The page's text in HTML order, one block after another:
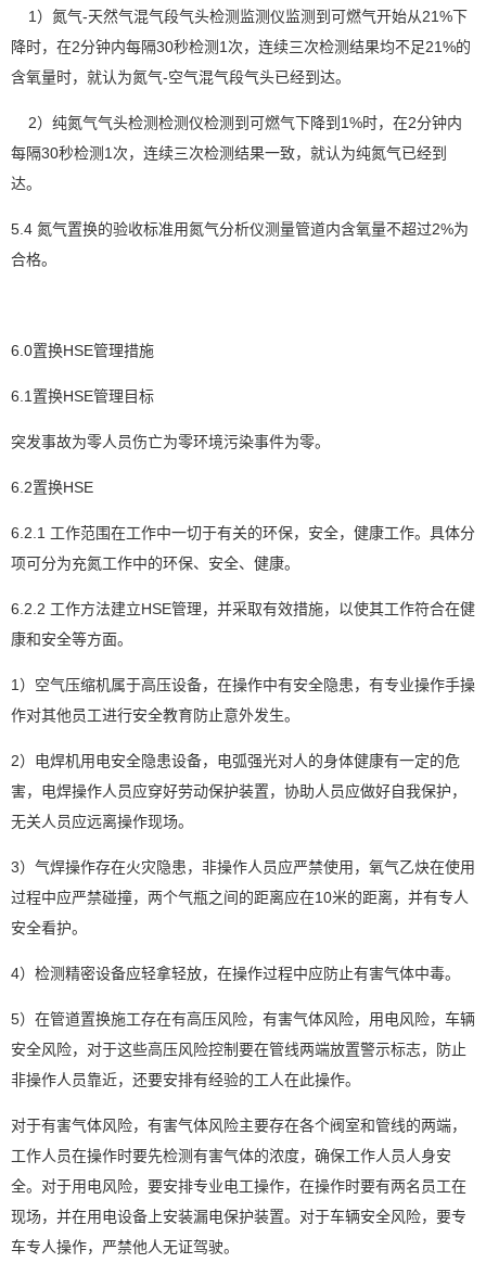
1）氮气-天然气混气段气头检测监测仪监测到可燃气开始从21%下
降时，在2分钟内每隔30秒检测1次，连续三次检测结果均不足21%的
含氧量时，就认为氮气-空气混气段气头已经到达。
2）纯氮气气头检测检测仪检测到可燃气下降到1%时，在2分钟内
每隔30秒检测1次，连续三次检测结果一致，就认为纯氮气已经到
达。
5.4 氮气置换的验收标准用氮气分析仪测量管道内含氧量不超过2%为
合格。
6.0置换HSE管理措施
6.1置换HSE管理目标
突发事故为零人员伤亡为零环境污染事件为零。
6.2置换HSE
6.2.1 工作范围在工作中一切于有关的环保，安全，健康工作。具体分
项可分为充氮工作中的环保、安全、健康。
6.2.2 工作方法建立HSE管理，并采取有效措施，以使其工作符合在健
康和安全等方面。
1）空气压缩机属于高压设备，在操作中有安全隐患，有专业操作手操
作对其他员工进行安全教育防止意外发生。
2）电焊机用电安全隐患设备，电弧强光对人的身体健康有一定的危
害，电焊操作人员应穿好劳动保护装置，协助人员应做好自我保护，
无关人员应远离操作现场。
3）气焊操作存在火灾隐患，非操作人员应严禁使用，氧气乙炔在使用
过程中应严禁碰撞，两个气瓶之间的距离应在10米的距离，并有专人
安全看护。
4）检测精密设备应轻拿轻放，在操作过程中应防止有害气体中毒。
5）在管道置换施工存在有高压风险，有害气体风险，用电风险，车辆
安全风险，对于这些高压风险控制要在管线两端放置警示标志，防止
非操作人员靠近，还要安排有经验的工人在此操作。
对于有害气体风险，有害气体风险主要存在各个阀室和管线的两端，
工作人员在操作时要先检测有害气体的浓度，确保工作人员人身安
全。对于用电风险，要安排专业电工操作，在操作时要有两名员工在
现场，并在用电设备上安装漏电保护装置。对于车辆安全风险，要专
车专人操作，严禁他人无证驾驶。